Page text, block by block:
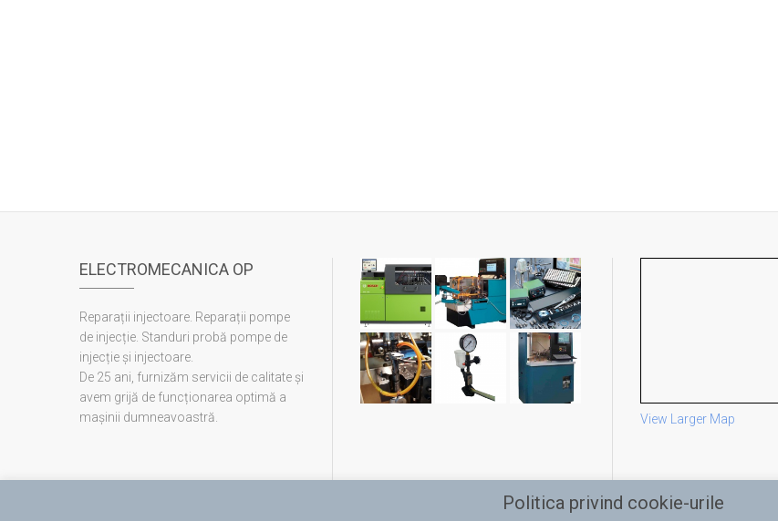
ELECTROMECANICA OP
Reparații injectoare. Reparații pompe
de injecție. Standuri probă pompe de
injecție și injectoare.
De 25 ani, furnizăm servicii de calitate și
avem grijă de funcționarea optimă a
mașinii dumneavoastră.
View Larger Map
Politica privind cookie-urile